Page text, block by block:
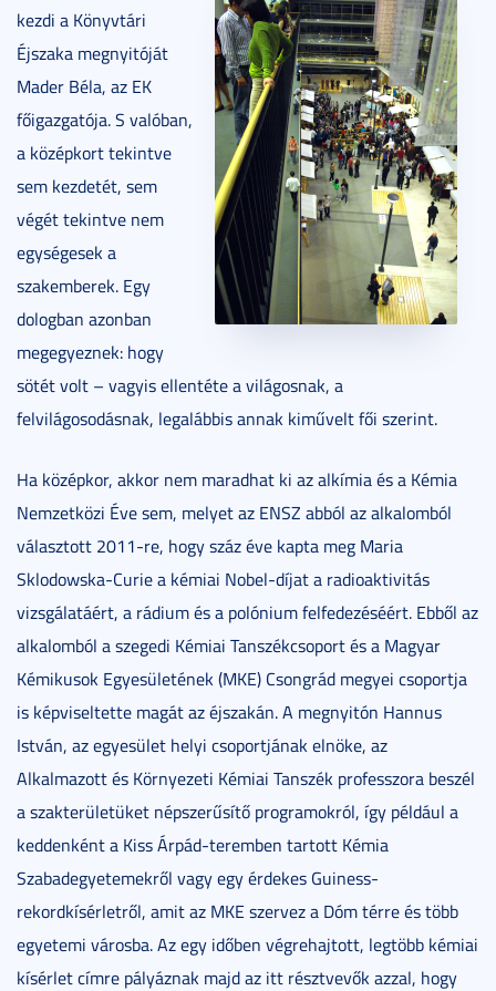
kezdi a Könyvtári
Éjszaka megnyitóját
Mader Béla, az EK
főigazgatója. S valóban,
a középkort tekintve
sem kezdetét, sem
végét tekintve nem
egységesek a
szakemberek. Egy
dologban azonban
megegyeznek: hogy
sötét volt – vagyis ellentéte a világosnak, a
felvilágosodásnak, legalábbis annak kiművelt fői szerint.
Ha középkor, akkor nem maradhat ki az alkímia és a Kémia
Nemzetközi Éve sem, melyet az ENSZ abból az alkalomból
választott 2011-re, hogy száz éve kapta meg Maria
Sklodowska-Curie a kémiai Nobel-díjat a radioaktivitás
vizsgálatáért, a rádium és a polónium felfedezéséért. Ebből az
alkalomból a szegedi Kémiai Tanszékcsoport és a Magyar
Kémikusok Egyesületének (MKE) Csongrád megyei csoportja
is képviseltette magát az éjszakán. A megnyitón Hannus
István, az egyesület helyi csoportjának elnöke, az
Alkalmazott és Környezeti Kémiai Tanszék professzora beszél
a szakterületüket népszerűsítő programokról, így például a
keddenként a Kiss Árpád-teremben tartott Kémia
Szabadegyetemekről vagy egy érdekes Guiness-
rekordkísérletről, amit az MKE szervez a Dóm térre és több
egyetemi városba. Az egy időben végrehajtott, legtöbb kémiai
kísérlet címre pályáznak majd az itt résztvevők azzal, hogy